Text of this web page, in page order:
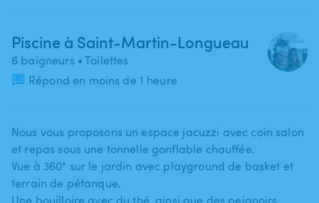
Piscine à Saint-Martin-Longueau
6 baigneurs • Toilettes
Répond en moins de 1 heure
Nous vous proposons un espace jacuzzi avec coin salon
et repas sous une tonnelle gonflable chauffée.
Vue à 360° sur le jardin avec playground de basket et
terrain de pétanque.